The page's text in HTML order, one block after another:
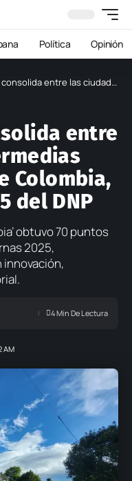
Política Opinión
intermedias más modernas de Colombia, según el ICM 2025 del DNP
entre
Colombia,
del DNP
obtuvo 70 puntos
2025,
innovación,
AM
4 Min De Lectura